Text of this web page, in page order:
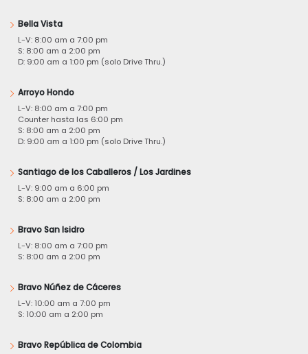
Bella Vista
L-V: 8:00 am a 7:00 pm
S: 8:00 am a 2:00 pm
D: 9:00 am a 1:00 pm (solo Drive Thru.)
Arroyo Hondo
L-V: 8:00 am a 7:00 pm
Counter hasta las 6:00 pm
S: 8:00 am a 2:00 pm
D: 9:00 am a 1:00 pm (solo Drive Thru.)
Santiago de los Caballeros / Los Jardines
L-V: 9:00 am a 6:00 pm
S: 8:00 am a 2:00 pm
Bravo San Isidro
L-V: 8:00 am a 7:00 pm
S: 8:00 am a 2:00 pm
Bravo Núñez de Cáceres
L-V: 10:00 am a 7:00 pm
S: 10:00 am a 2:00 pm
Bravo República de Colombia